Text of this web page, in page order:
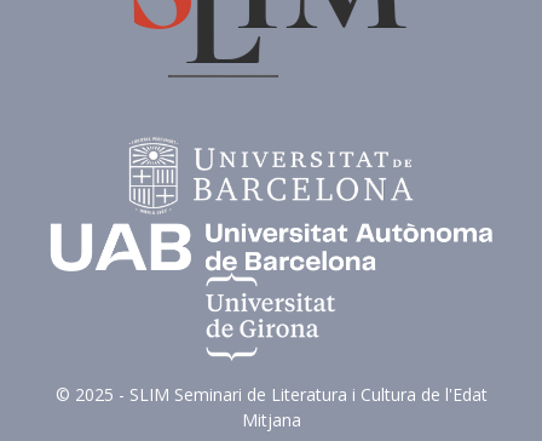
© 2025 - SLIM Seminari de Literatura i Cultura de l'Edat
Mitjana